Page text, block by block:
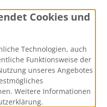
Cookies und
Technologien, auch
Funktionsweise der
unseres Angebotes
Weitere Informationen